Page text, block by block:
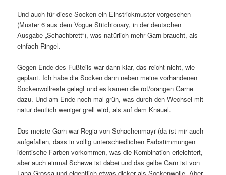
Und auch für diese Socken ein Einstrickmuster vorgesehen
(Muster 6 aus dem Vogue Stitchionary, in der deutschen
Ausgabe „Schachbrett“), was natürlich mehr Garn braucht, als
einfach Ringel.
Gegen Ende des Fußteils war dann klar, das reicht nicht, wie
geplant. Ich habe die Socken dann neben meine vorhandenen
Sockenwollreste gelegt und es kamen die rot/orangen Garne
dazu. Und am Ende noch mal grün, was durch den Wechsel mit
natur deutlich weniger grell wird, als auf dem Knäuel.
Das meiste Garn war Regia von Schachenmayr (da ist mir auch
aufgefallen, dass in völlig unterschiedlichen Farbstimmungen
identische Farben vorkommen, was die Kombination erleichtert,
aber auch einmal Schewe ist dabei und das gelbe Garn ist von